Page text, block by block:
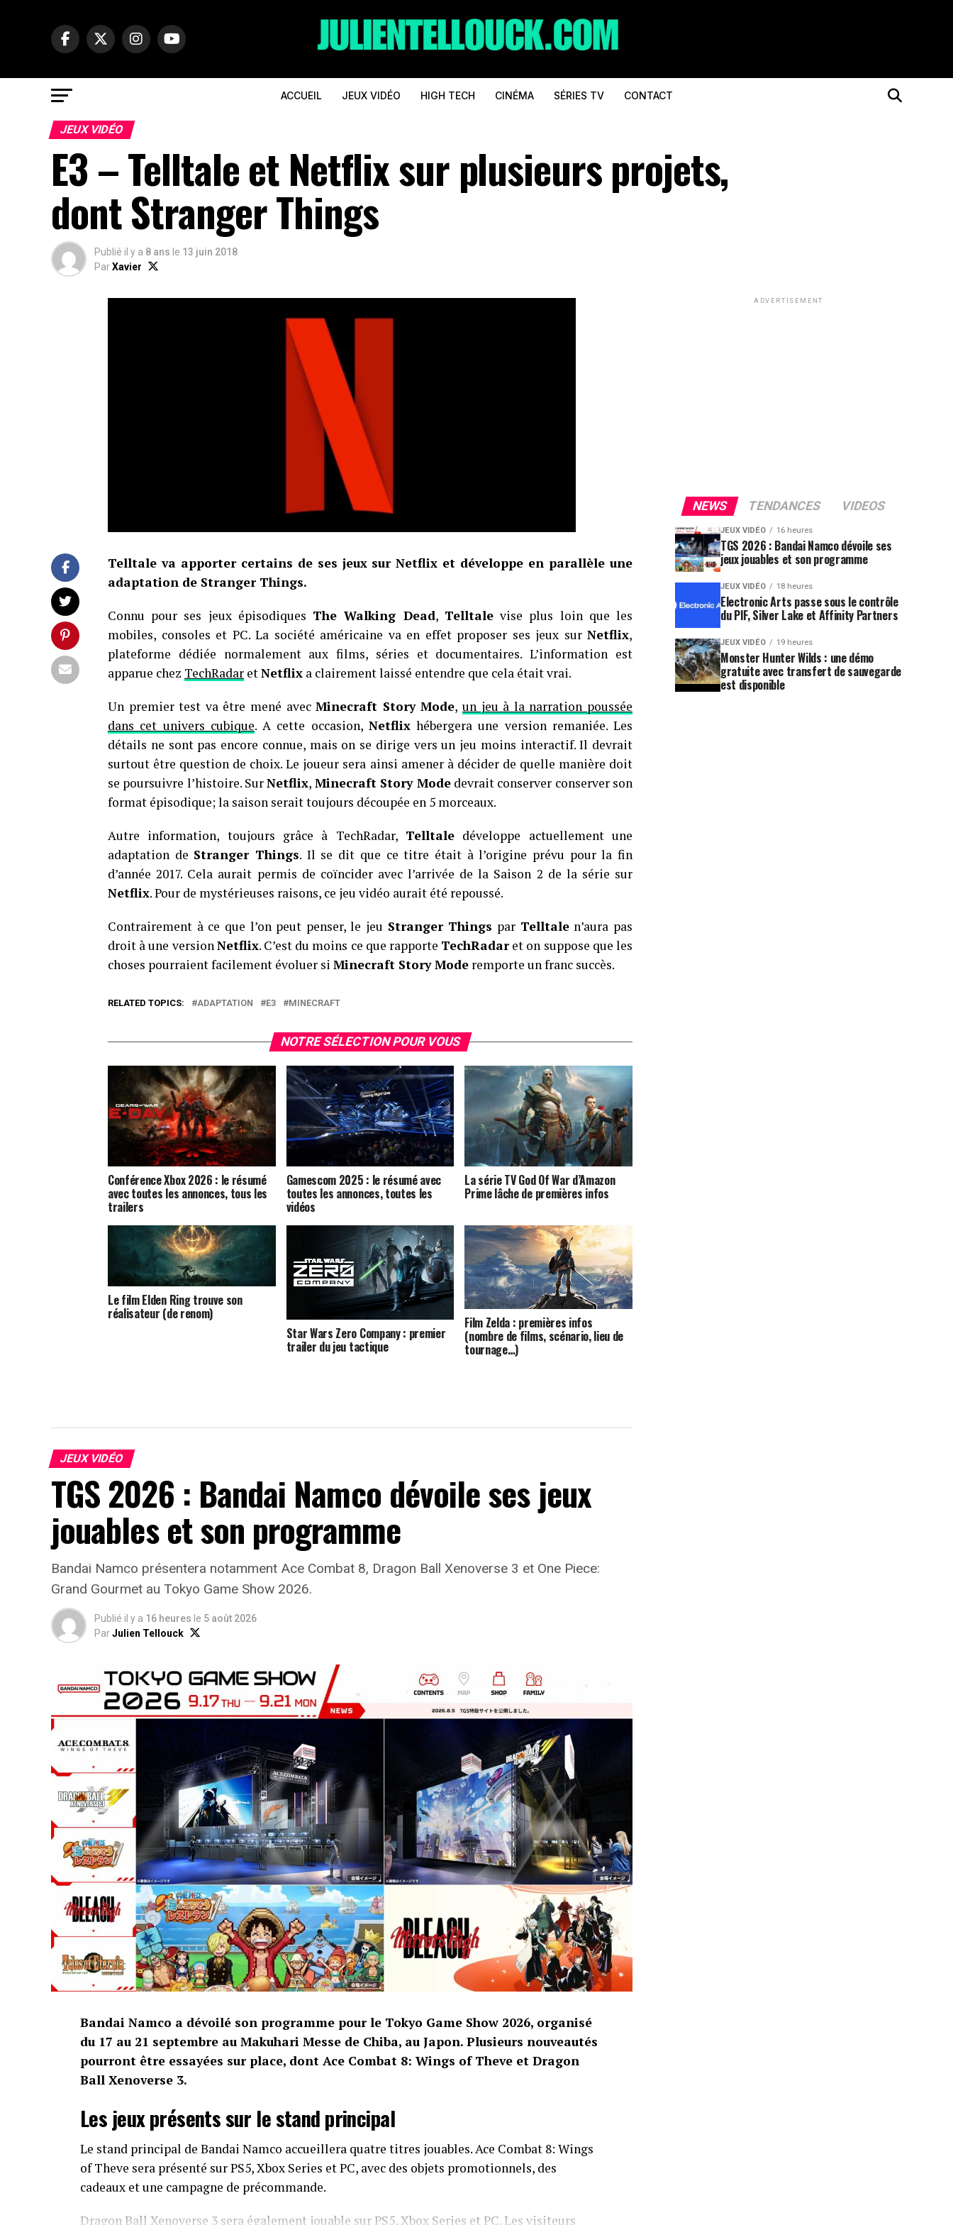
ACCUEIL JEUX VIDÉO HIGH TECH CINÉMA SÉRIES TV CONTACT
JEUX VIDÉO
E3 – Telltale et Netflix sur plusieurs projets,
dont Stranger Things
Publié il y a 8 ans le 13 juin 2018
ParXavier
Telltale va apporter certains de ses jeux sur Netflix et développe en parallèle une
adaptation de Stranger Things.
Connu pour ses jeux épisodiques The Walking Dead, Telltalevise plus loin que les
mobiles, consoles et PC. La société américaine va en effet proposer ses jeux sur Netflix,
plateforme dédiée normalement aux films, séries et documentaires. L’information est
apparue chez TechRadar etNetflix a clairement laissé entendre que cela était vrai.
Un premier test va être mené avecMinecraft Story Mode,un jeu à la narration poussée
dans cet univers cubique. A cette occasion, Netflixhébergera une version remaniée. Les
détails ne sont pas encore connue, mais on se dirige vers un jeu moins interactif. Il devrait
surtout être question de choix. Le joueur sera ainsi amener à décider de quelle manière doit
se poursuivre l’histoire. SurNetflix, Minecraft Story Modedevrait conserver conserver son
format épisodique; la saison serait toujours découpée en 5 morceaux.
Autre information, toujours grâce à TechRadar, Telltale développe actuellement une
adaptation de Stranger Things. Il se dit que ce titre était à l’origine prévu pour la fin
d’année 2017. Cela aurait permis de coïncider avec l’arrivée de la Saison 2 de la série sur
Netflix. Pour de mystérieuses raisons, ce jeu vidéo aurait été repoussé.
Contrairement à ce que l’on peut penser, le jeu Stranger Things par Telltalen’aura pas
droit à une versionNetflix. C’est du moins ce que rapporte TechRadaret on suppose que les
choses pourraient facilement évoluer si Minecraft Story Mode remporte un franc succès.
RELATED TOPICS: ADAPTATION E3 MINECRAFT
NOTRE SÉLECTION POUR VOUS
Conférence Xbox 2026 : le résumé
avec toutes les annonces, tous les
trailers
Gamescom 2025 : le résumé avec
toutes les annonces, toutes les
vidéos
La série TV God Of War d’Amazon
Prime lâche de premières infos
Le film Elden Ring trouve son
réalisateur (de renom)
Star Wars Zero Company : premier
trailer du jeu tactique
Film Zelda : premières infos
(nombre de films, scénario, lieu de
tournage…)
JEUX VIDÉO
TGS 2026 : Bandai Namco dévoile ses jeux
jouables et son programme
Bandai Namco présentera notamment Ace Combat 8, Dragon Ball Xenoverse 3 et One Piece:
Grand Gourmet au Tokyo Game Show 2026.
Publié il y a 16 heures le 5 août 2026
ParJulien Tellouck
Bandai Namco a dévoilé son programme pour le Tokyo Game Show 2026, organisé
du 17 au 21 septembre au Makuhari Messe de Chiba, au Japon. Plusieurs nouveautés
pourront être essayées sur place, dont Ace Combat 8: Wings of Theve et Dragon
Ball Xenoverse 3.
Les jeux présents sur le stand principal
Le stand principal de Bandai Namco accueillera quatre titres jouables. Ace Combat 8: Wings
of Theve sera présenté sur PS5, Xbox Series et PC, avec des objets promotionnels, des
cadeaux et une campagne de précommande.
Dragon Ball Xenoverse 3 sera également jouable sur PS5, Xbox Series et PC. Les visiteurs
ADVERTISEMENT
NEWS TENDANCES VIDEOS
JEUX VIDÉO 16 heures
TGS 2026 : Bandai Namco dévoile ses
jeux jouables et son programme
JEUX VIDÉO 18 heures
Electronic Arts passe sous le contrôle
du PIF, Silver Lake et Affinity Partners
JEUX VIDÉO 19 heures
Monster Hunter Wilds : une démo
gratuite avec transfert de sauvegarde
est disponible